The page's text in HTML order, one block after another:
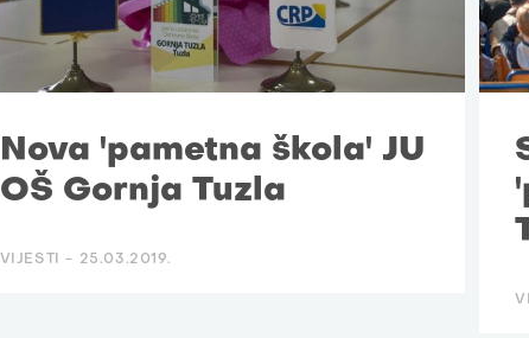
Nova 'pametna škola' JU
OŠ Gornja Tuzla
VIJESTI - 25.03.2019.